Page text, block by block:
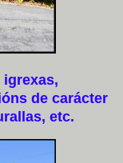
de carácter
etc.